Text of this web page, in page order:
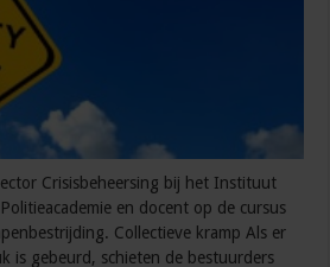
Crisisbeheersing bij het Instituut
en docent op de cursus
Collectieve kramp Als er
is gebeurd, schieten de bestuurders